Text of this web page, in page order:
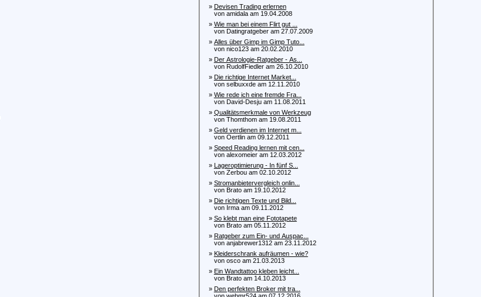
» Devisen Trading erlernen
von amidala am 19.04.2008
» Wie man bei einem Flirt gut ...
von Datingratgeber am 27.07.2009
» Alles über Gimp im Gimp Tuto...
von nico123 am 20.02.2010
» Der Astrologie-Ratgeber - As...
von RudolfFiedler am 26.10.2010
» Die richtige Internet Market...
von selbuxxde am 12.11.2010
» Wie rede ich eine fremde Fra...
von David-Desju am 11.08.2011
» Qualitätsmerkmale von Werkzeug
von Thomthom am 19.08.2011
» Geld verdienen im Internet m...
von Oertlin am 09.12.2011
» Speed Reading lernen mit cen...
von alexomeier am 12.03.2012
» Lageroptimierung - In fünf S...
von Zerbou am 02.10.2012
» Stromanbietervergleich onlin...
von Brato am 19.10.2012
» Die richtigen Texte und Bild...
von Irma am 09.11.2012
» So klebt man eine Fototapete
von Brato am 05.11.2012
» Ratgeber zum Ein- und Auspac...
von anjabrewer1312 am 23.11.2012
» Kleiderschrank aufräumen - wie?
von osco am 21.03.2013
» Ein Wandtattoo kleben leicht...
von Brato am 14.10.2013
» Den perfekten Broker mit tra...